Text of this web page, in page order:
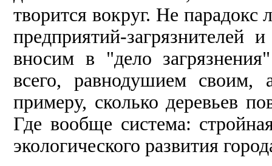
творится вокруг. Не парадокс
предприятий-
вносим в "дело
всего, равнодушием
примеру, сколько деревьев
Где вообще система:
экологического развития